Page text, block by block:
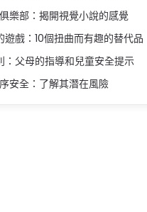
樂部：揭開視覺小說的感覺
遊戲：10個扭曲而有趣的替代品
：父母的指導和兒童安全提示
安全：了解其潛在風險